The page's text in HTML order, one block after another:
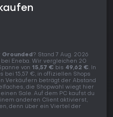
Grounded? Stand 7 Aug. 2026
bei Eneba. Wir vergleichen 20
von 15,57 € bis 49,62 €. In
bei 15,57 €, in offiziellen Shops
Verkäufern beträgt der Abstand
die Shopwahl wiegt hier
Sale. Auf dem PC kaufst du
anderen Client aktivierst,
denn über ein Viertel der